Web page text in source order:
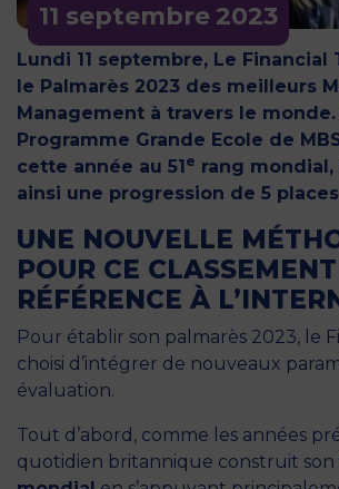
11 septembre2023
Lundi 11 septembre, Le
le Palmarès 2023 des meilleurs
Management à travers le monde.
Programme Grande Ecole de
cette année au 51e rang
ainsi une progression de 5
UNE NOUVELLE
POUR CE CLASSEMENT
RÉFÉRENCE À
Pour établir son palmarès 2023, le
choisi d’intégrer de nouveaux
évaluation.
Tout d’abord, comme les années
quotidien britannique construit son